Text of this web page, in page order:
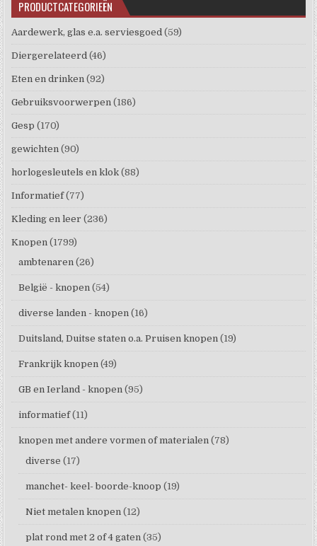
PRODUCTCATEGORIEËN
Aardewerk, glas e.a. serviesgoed (59)
Diergerelateerd (46)
Eten en drinken (92)
Gebruiksvoorwerpen (186)
Gesp (170)
gewichten (90)
horlogesleutels en klok (88)
Informatief (77)
Kleding en leer (236)
Knopen (1799)
ambtenaren (26)
België - knopen (54)
diverse landen - knopen (16)
Duitsland, Duitse staten o.a. Pruisen knopen (19)
Frankrijk knopen (49)
GB en Ierland - knopen (95)
informatief (11)
knopen met andere vormen of materialen (78)
diverse (17)
manchet- keel- boorde-knoop (19)
Niet metalen knopen (12)
plat rond met 2 of 4 gaten (35)